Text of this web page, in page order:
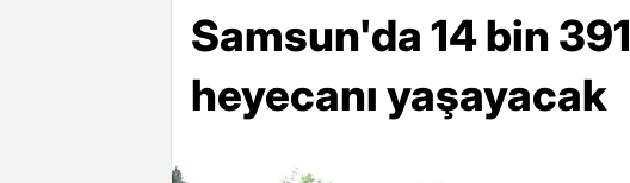
Samsun'da 14 bin
heyecanı yaşayacak